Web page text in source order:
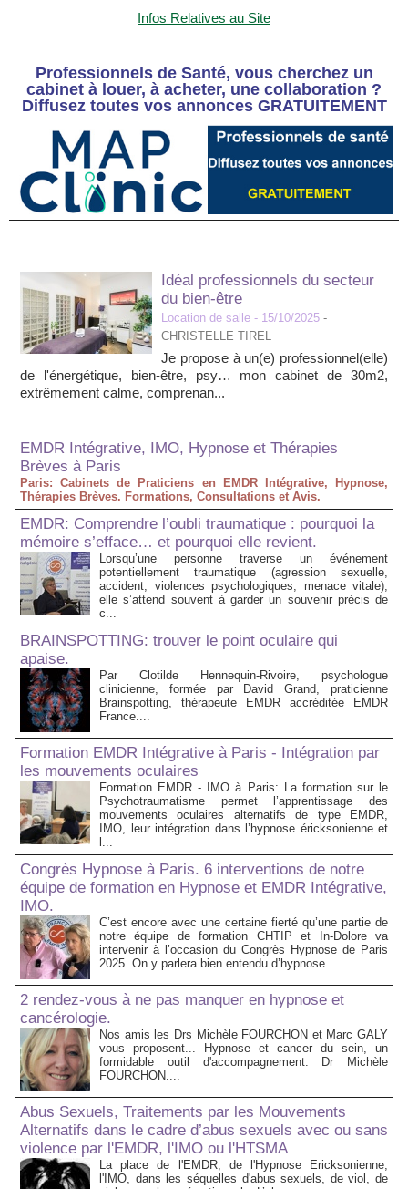
Infos Relatives au Site
Professionnels de Santé, vous cherchez un
cabinet à louer, à acheter, une collaboration ?
Diffusez toutes vos annonces GRATUITEMENT
Idéal professionnels du secteur
du bien-être
Location de salle - 15/10/2025 -
CHRISTELLE TIREL
Je propose à un(e) professionnel(elle)
de l'énergétique, bien-être, psy… mon cabinet de 30m2,
extrêmement calme, comprenan...
EMDR Intégrative, IMO, Hypnose et Thérapies
Brèves à Paris
Paris: Cabinets de Praticiens en EMDR Intégrative, Hypnose,
Thérapies Brèves. Formations, Consultations et Avis.
EMDR: Comprendre l’oubli traumatique : pourquoi la
mémoire s’efface… et pourquoi elle revient.
Lorsqu’une personne traverse un événement
potentiellement traumatique (agression sexuelle,
accident, violences psychologiques, menace vitale),
elle s’attend souvent à garder un souvenir précis de
c...
BRAINSPOTTING: trouver le point oculaire qui
apaise.
Par Clotilde Hennequin-Rivoire, psychologue
clinicienne, formée par David Grand, praticienne
Brainspotting, thérapeute EMDR accréditée EMDR
France....
Formation EMDR Intégrative à Paris - Intégration par
les mouvements oculaires
Formation EMDR - IMO à Paris: La formation sur le
Psychotraumatisme permet l’apprentissage des
mouvements oculaires alternatifs de type EMDR,
IMO, leur intégration dans l’hypnose éricksonienne et
l...
Congrès Hypnose à Paris. 6 interventions de notre
équipe de formation en Hypnose et EMDR Intégrative,
IMO.
C’est encore avec une certaine fierté qu’une partie de
notre équipe de formation CHTIP et In-Dolore va
intervenir à l’occasion du Congrès Hypnose de Paris
2025. On y parlera bien entendu d’hypnose...
2 rendez-vous à ne pas manquer en hypnose et
cancérologie.
Nos amis les Drs Michèle FOURCHON et Marc GALY
vous proposent... Hypnose et cancer du sein, un
formidable outil d'accompagnement. Dr Michèle
FOURCHON....
Abus Sexuels, Traitements par les Mouvements
Alternatifs dans le cadre d’abus sexuels avec ou sans
violence par l'EMDR, l'IMO ou l'HTSMA
La place de l'EMDR, de l'Hypnose Ericksonienne,
l'IMO, dans les séquelles d'abus sexuels, de viol, de